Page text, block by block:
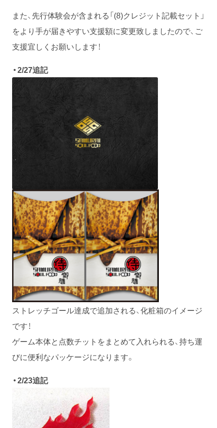
また、先行体験会が含まれる「(8)クレジット記載セット」
をより手が届きやすい支援額に変更致しましたので、ご
支援宜しくお願いします！
・2/27追記
ストレッチゴール達成で追加される、化粧箱のイメージ
です！
ゲーム本体と点数チットをまとめて入れられる、持ち運
びに便利なパッケージになります。
・2/23追記